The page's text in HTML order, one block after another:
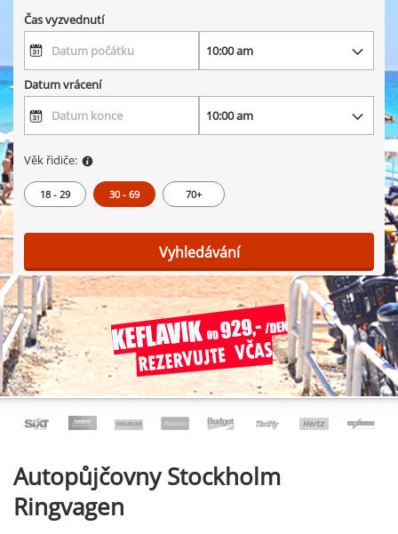
Čas vyzvednutí
Datum vrácení
Věk řidiče:
18 - 29 30 - 69 70+
Vyhledávání
AutopůjčovnyStockholm
Ringvagen